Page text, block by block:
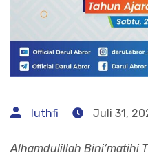
luthfi Juli 31,
Alhamdulillah Bini’matihi